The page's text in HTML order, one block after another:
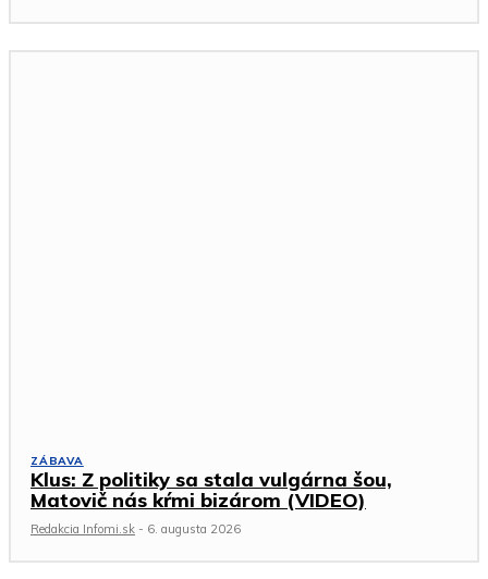
ZÁBAVA
Klus: Z politiky sa stala vulgárna šou,
Matovič nás kŕmi bizárom (VIDEO)
Redakcia Infomi.sk - 6. augusta 2026